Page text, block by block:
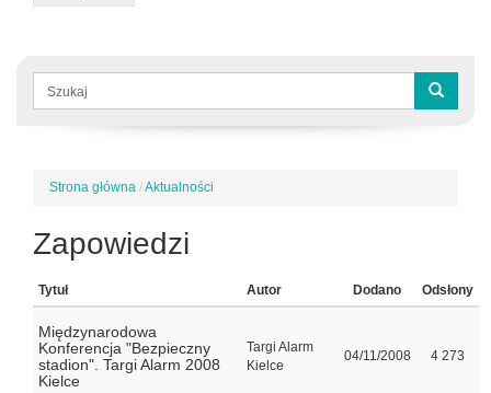
Formularz
wyszukiwania
Jesteś
Strona główna /Aktualności
Zapowiedzi
Tytuł Autor Dodano Odsłony
Międzynarodowa
Konferencja "Bezpieczny
stadion". Targi Alarm 2008
Kielce
Targi Alarm
Kielce
04/11/2008 4 273